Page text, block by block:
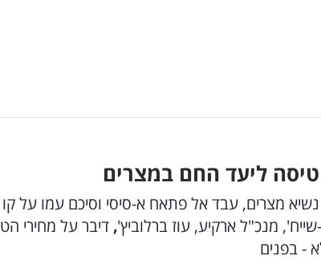
ליעד החם במצרים
מצרים, עבד אל פתאח א-סיסי וסיכם עמו על
מנכ"ל ארקיע, עוז ברלוביץ', דיבר על מחירי
- בפנים